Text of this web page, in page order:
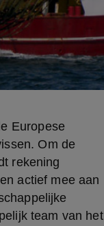
Europese
Om de
rekening
actief mee aan
team van het